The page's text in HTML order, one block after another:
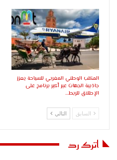
المكتب الوطني المغربي للسياحة يعزز
جاذبية الجهات عبر أكبر برنامج على
الإطلاق للربط…
السابق التالي
اترك رد